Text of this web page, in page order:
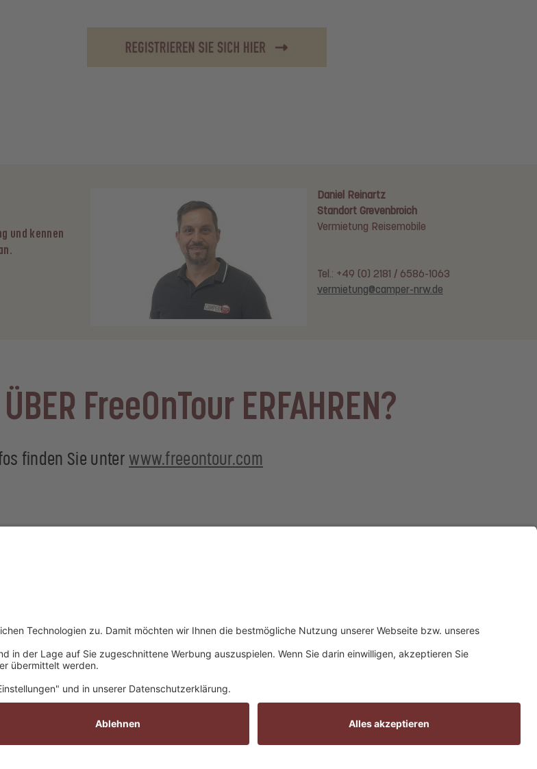
und kennen
Jürgen Rulf
Standort Grevenbroich
Vermietung Reisemobile
Tel.: +49 (0) 2181 / 6586-1063
vermietung@camper-nrw.de
FreeOnTour ERFAHREN?
finden Sie unterwww.freeontour.com
CAMPER NRW
Fragen und Antworten
Wohnmobil Werkstatt
MARKEN
Etrusco